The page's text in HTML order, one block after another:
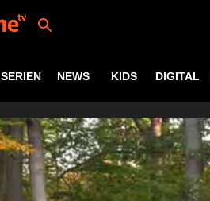
SERIEN NEWS KIDS DIGITAL